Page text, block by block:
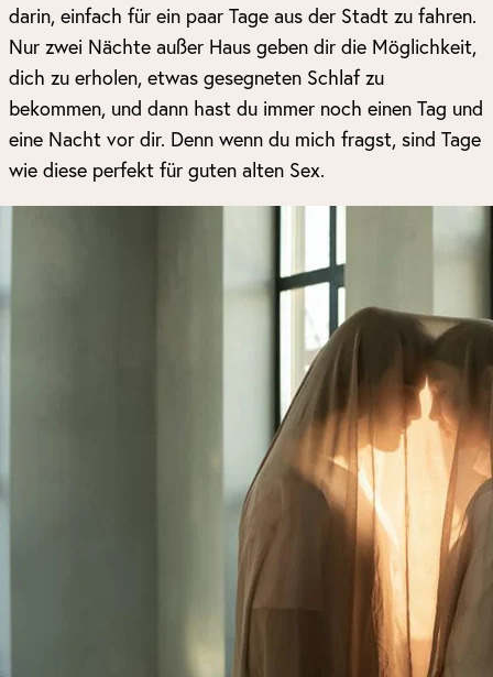
darin, einfach für ein paar Tage aus der Stadt zu fahren.
Nur zwei Nächte außer Haus geben dir die Möglichkeit,
dich zu erholen, etwas gesegneten Schlaf zu
bekommen, und dann hast du immer noch einen Tag und
eine Nacht vor dir. Denn wenn du mich fragst, sind Tage
wie diese perfekt für guten alten Sex.